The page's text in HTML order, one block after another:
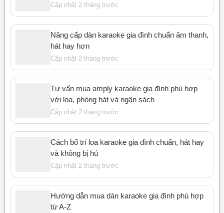
Cập nhật 2 tháng trước
Nâng cấp dàn karaoke gia đình chuẩn âm thanh,
hát hay hơn
Cập nhật 2 tháng trước
Tư vấn mua amply karaoke gia đình phù hợp
với loa, phòng hát và ngân sách
Cập nhật 2 tháng trước
Cách bố trí loa karaoke gia đình chuẩn, hát hay
và không bị hú
Cập nhật 2 tháng trước
Hướng dẫn mua dàn karaoke gia đình phù hợp
từ A-Z